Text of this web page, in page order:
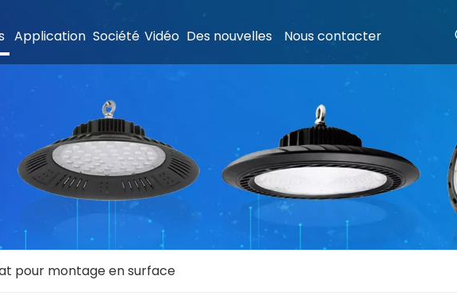
Application Société Vidéo Des nouvelles Nous contacter
pour montage en surface